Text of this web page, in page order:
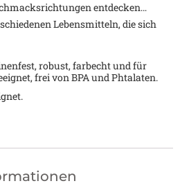
entdecken…
Lebensmitteln, die sich
robust, farbecht und für
frei von BPA und Phtalaten.